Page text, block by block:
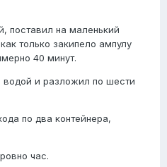
поставил на маленький
только закипело ампулу
40 минут.
водой и разложил по шести
по два контейнера,
час.